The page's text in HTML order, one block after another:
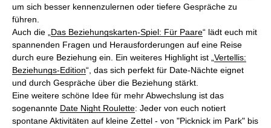
um sich besser kennenzulernen oder tiefere Gespräche zu
führen.
Auch die „ Das Beziehungskarten-Spiel: Für Paare“ lädt euch mit
spannenden Fragen und Herausforderungen auf eine Reise
durch eure Beziehung ein. Ein weiteres Highlight ist „ Vertellis:
Beziehungs-Edition“, das sich perfekt für Date-Nächte eignet
und durch Gespräche über die Beziehung stärkt.
Eine weitere schöne Idee für mehr Abwechslung ist das
sogenannte Date Night Roulette: Jeder von euch notiert
spontane Aktivitäten auf kleine Zettel - von "Picknick im Park" bis